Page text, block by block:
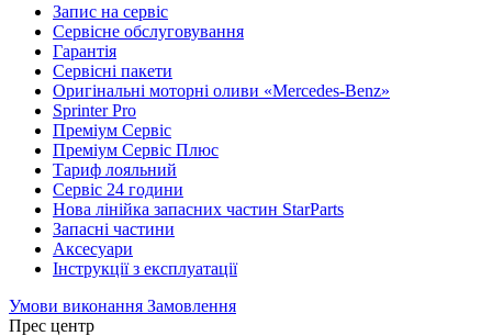
Запис на сервіс
Сервісне обслуговування
Гарантія
Сервісні пакети
Оригінальні моторні оливи «Mercedes-Benz»
Sprinter Pro
Преміум Сервіс
Преміум Сервіс Плюс
Тариф лояльний
Сервіс 24 години
Нова лінійка запасних частин StarParts
Запасні частини
Аксесуари
Інструкції з експлуатації
Умови виконання Замовлення
Прес центр